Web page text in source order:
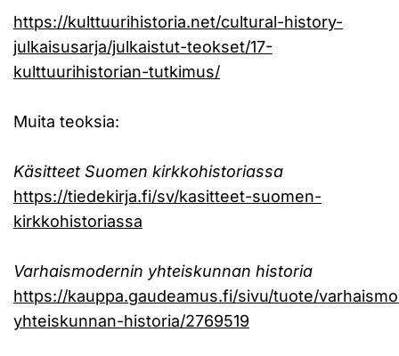
https://kulttuurihistoria.net/cultural-history-
julkaisusarja/julkaistut-teokset/17-
kulttuurihistorian-tutkimus/
Muita teoksia:
Käsitteet Suomen kirkkohistoriassa
https://tiedekirja.fi/sv/kasitteet-suomen-
kirkkohistoriassa
Varhaismodernin yhteiskunnan historia
https://kauppa.gaudeamus.fi/sivu/tuote/
yhteiskunnan-historia/2769519